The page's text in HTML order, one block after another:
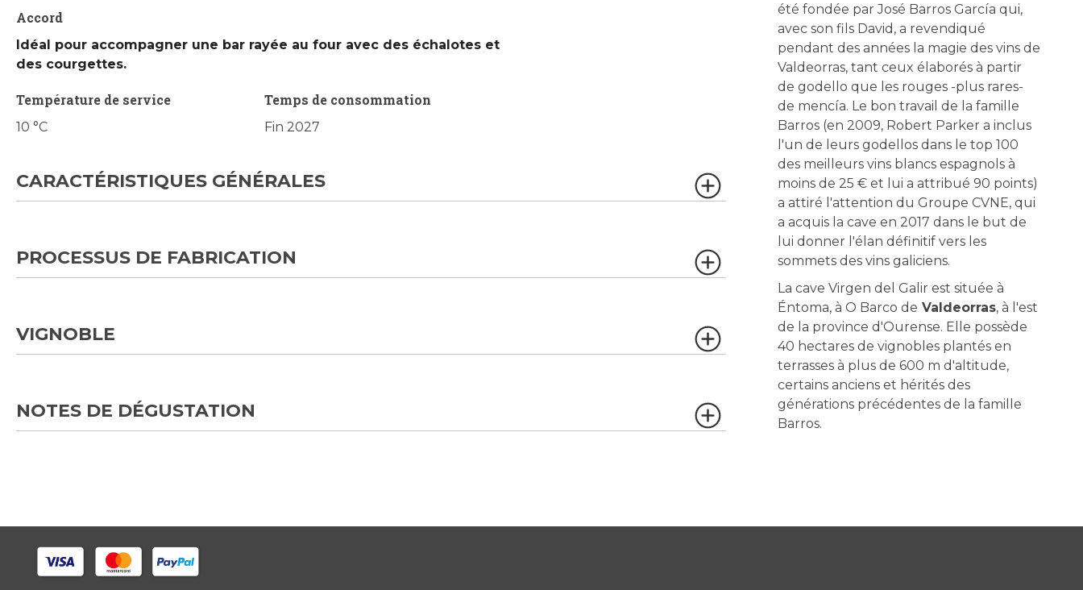
Accord
Idéal pour accompagner une bar rayée au four avec des échalotes et
des courgettes.
Température de service
10 °C
Temps de consommation
Fin 2027
CARACTÉRISTIQUES GÉNÉRALES
PROCESSUS DE FABRICATION
VIGNOBLE
NOTES DE DÉGUSTATION
été fondée par José Barros García qui,
avec son fils David, a revendiqué
pendant des années la magie des vins de
Valdeorras, tant ceux élaborés à partir
de godello que les rouges -plus rares-
de mencía. Le bon travail de la famille
Barros (en 2009, Robert Parker a inclus
l'un de leurs godellos dans le top 100
des meilleurs vins blancs espagnols à
moins de 25 € et lui a attribué 90 points)
a attiré l'attention du Groupe CVNE, qui
a acquis la cave en 2017 dans le but de
lui donner l'élan définitif vers les
sommets des vins galiciens.
La cave Virgen del Galir est située à
Éntoma, à O Barco de Valdeorras, à l'est
de la province d'Ourense. Elle possède
40 hectares de vignobles plantés en
terrasses à plus de 600 m d'altitude,
certains anciens et hérités des
générations précédentes de la famille
Barros.